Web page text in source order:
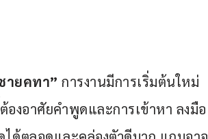
ายคทา” การงานมีการเริ่มต้นใหม่
งอาศัยคำพูดและการเข้าหา ลงมือ